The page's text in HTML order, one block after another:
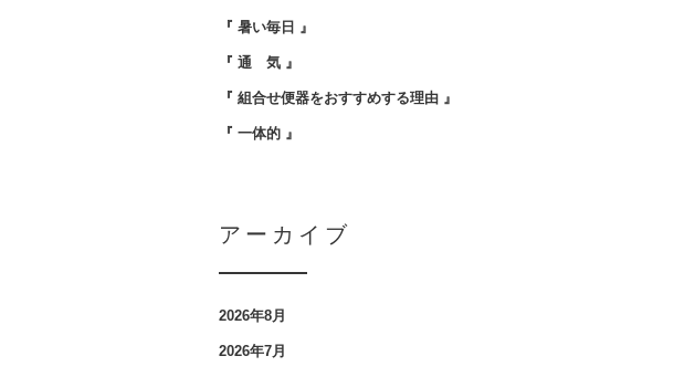
『 暑い毎日 』
『 通 気 』
『 組合せ便器をおすすめする理由 』
『 一体的 』
アーカイブ
2026年8月
2026年7月